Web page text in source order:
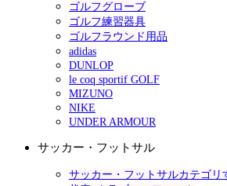
ゴルフグローブ
ゴルフ練習器具
ゴルフラウンド用品
adidas
DUNLOP
le coq sportif GOLF
MIZUNO
NIKE
UNDER ARMOUR
サッカー・フットサル
サッカー・フットサルカテゴリ